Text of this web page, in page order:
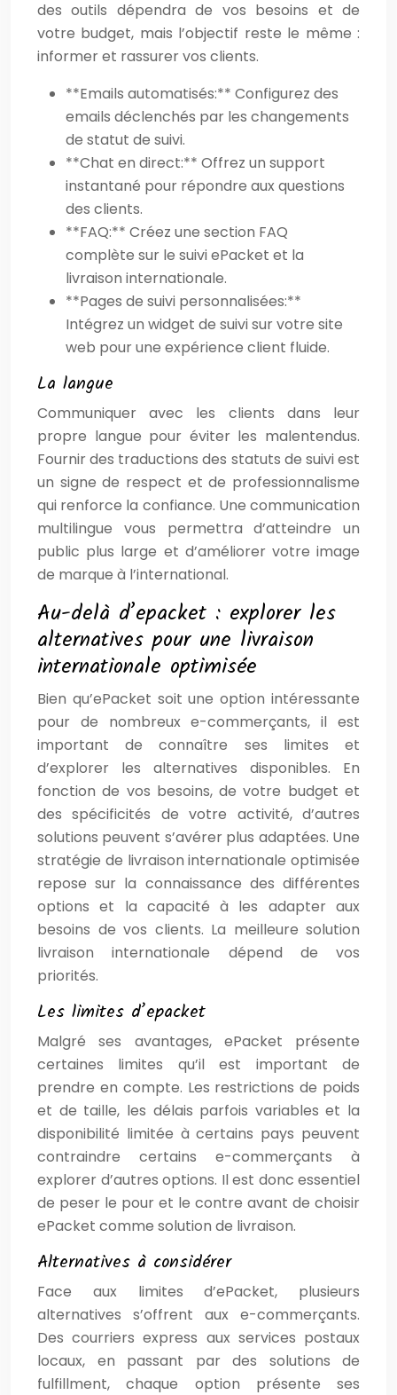
des outils dépendra de vos besoins et de
votre budget, mais l’objectif reste le même :
informer et rassurer vos clients.
**Emails automatisés:** Configurez des
emails déclenchés par les changements
de statut de suivi.
**Chat en direct:** Offrez un support
instantané pour répondre aux questions
des clients.
**FAQ:** Créez une section FAQ
complète sur le suivi ePacket et la
livraison internationale.
**Pages de suivi personnalisées:**
Intégrez un widget de suivi sur votre site
web pour une expérience client fluide.
La langue
Communiquer avec les clients dans leur
propre langue pour éviter les malentendus.
Fournir des traductions des statuts de suivi est
un signe de respect et de professionnalisme
qui renforce la confiance. Une communication
multilingue vous permettra d’atteindre un
public plus large et d’améliorer votre image
de marque à l’international.
Au-delà d’epacket : explorer les
alternatives pour une livraison
internationale optimisée
Bien qu’ePacket soit une option intéressante
pour de nombreux e-commerçants, il est
important de connaître ses limites et
d’explorer les alternatives disponibles. En
fonction de vos besoins, de votre budget et
des spécificités de votre activité, d’autres
solutions peuvent s’avérer plus adaptées. Une
stratégie de livraison internationale optimisée
repose sur la connaissance des différentes
options et la capacité à les adapter aux
besoins de vos clients. La meilleure solution
livraison internationale dépend de vos
priorités.
Les limites d’epacket
Malgré ses avantages, ePacket présente
certaines limites qu’il est important de
prendre en compte. Les restrictions de poids
et de taille, les délais parfois variables et la
disponibilité limitée à certains pays peuvent
contraindre certains e-commerçants à
explorer d’autres options. Il est donc essentiel
de peser le pour et le contre avant de choisir
ePacket comme solution de livraison.
Alternatives à considérer
Face aux limites d’ePacket, plusieurs
alternatives s’offrent aux e-commerçants.
Des courriers express aux services postaux
locaux, en passant par des solutions de
fulfillment, chaque option présente ses